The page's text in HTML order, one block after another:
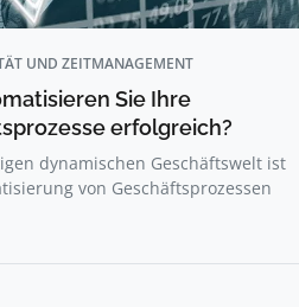
UND ZEITMANAGEMENT
Sie Ihre
erfolgreich?
dynamischen Geschäftswelt ist
von Geschäftsprozessen